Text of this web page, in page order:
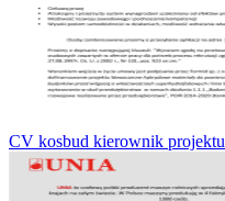
CV kosbud kierownik projektu